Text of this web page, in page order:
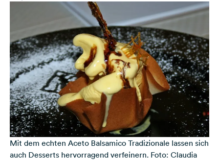
Mit dem echten Aceto Balsamico Tradizionale lassen sich
auch Desserts hervorragend verfeinern. Foto: Claudia